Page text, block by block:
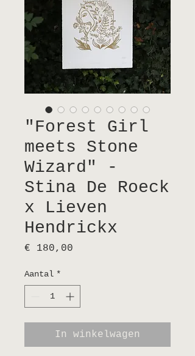
"Forest Girl
meets Stone
Wizard" -
Stina De Roeck
x Lieven
Hendrickx
€ 180,00
Aantal *
In winkelwagen